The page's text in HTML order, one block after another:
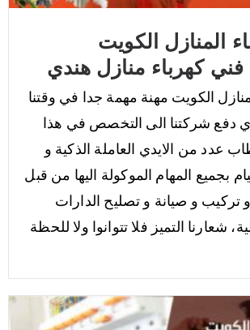
المنازل الكويت
الكويت مهنة مهمة جدا في وقتنا
دفع شركتنا الى التخصص في هذا
عدد من الايدي العاملة الذكية و
بجميع المهام الموكولة اليها من قبل
تركيب و صيانة و تصليح الدارات
شعارنا التميز فلا تتوانوا ولا للحظة